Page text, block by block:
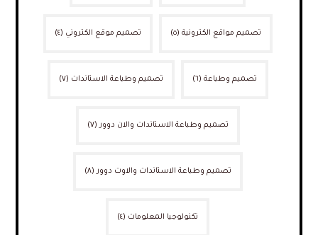
تصميم مواقع الكترونية (٥) تصميم موقع الكتروني (٤)
تصميم وطباعة (٦) تصميم وطباعة الاستاندات (٧)
تصميم وطباعة الاستاندات والان دوور (٧)
تصميم وطباعة الاستاندات والاوت دوور (٨)
تكنولوجيا المعلومات (٤)